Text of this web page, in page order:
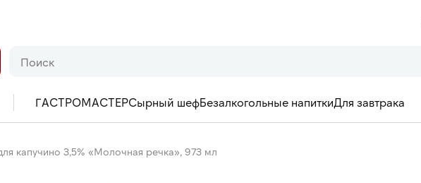
ГАСТРОМАСТЕРСырный шефБезалкогольные напиткиДля завтрака
капучино 3,5% «Молочная речка», 973 мл